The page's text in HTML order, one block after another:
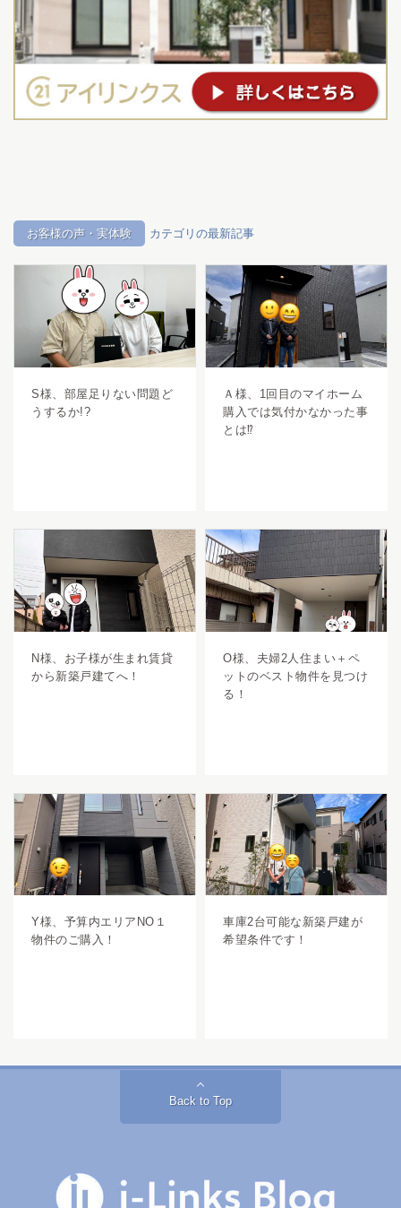
お客様の声・実体験 カテゴリの最新記事
S様、部屋足りない問題ど
うするか!?
Ａ様、1回目のマイホーム
購入では気付かなかった事
とは⁉
N様、お子様が生まれ賃貸
から新築戸建てへ！
O様、夫婦2人住まい＋ペ
ットのベスト物件を見つけ
る！
Y様、予算内エリアNO１
物件のご購入！
車庫2台可能な新築戸建が
希望条件です！
Back to Top